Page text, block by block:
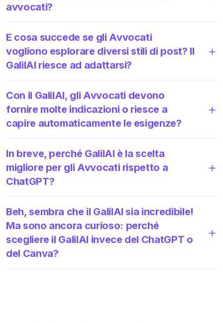
avvocati?
E cosa succede se gli Avvocati
vogliono esplorare diversi stili di post? Il
GalilAI riesce ad adattarsi?
Con il GalilAI, gli Avvocati devono
fornire molte indicazioni o riesce a
capire automaticamente le esigenze?
In breve, perché GalilAI è la scelta
migliore per gli Avvocati rispetto a
ChatGPT?
Beh, sembra che il GalilAI sia incredibile!
Ma sono ancora curioso: perché
scegliere il GalilAI invece del ChatGPT o
del Canva?